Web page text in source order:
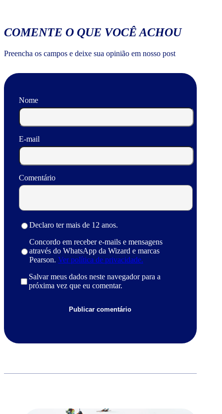
COMENTE O QUE VOCÊ ACHOU
Preencha os campos e deixe sua opinião em nosso post
Nome
E-mail
Comentário
Declaro ter mais de 12 anos.
Concordo em receber e-mails e mensagens
através do WhatsApp da Wizard e marcas
Pearson. Ver política de privacidade.
Salvar meus dados neste navegador para a
próxima vez que eu comentar.